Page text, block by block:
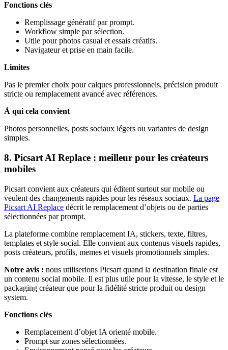
Fonctions clés
Remplissage génératif par prompt.
Workflow simple par sélection.
Utile pour photos casual et essais créatifs.
Navigateur et prise en main facile.
Limites
Pas le premier choix pour calques professionnels, précision produit
stricte ou remplacement avancé avec références.
À qui cela convient
Photos personnelles, posts sociaux légers ou variantes de design
simples.
8. Picsart AI Replace : meilleur pour les créateurs
mobiles
Picsart convient aux créateurs qui éditent surtout sur mobile ou
veulent des changements rapides pour les réseaux sociaux. La page
Picsart AI Replace décrit le remplacement d’objets ou de parties
sélectionnées par prompt.
La plateforme combine remplacement IA, stickers, texte, filtres,
templates et style social. Elle convient aux contenus visuels rapides,
posts créateurs, profils, memes et visuels promotionnels simples.
Notre avis : nous utiliserions Picsart quand la destination finale est
un contenu social mobile. Il est plus utile pour la vitesse, le style et le
packaging créateur que pour la fidélité stricte produit ou design
system.
Fonctions clés
Remplacement d’objet IA orienté mobile.
Prompt sur zones sélectionnées.